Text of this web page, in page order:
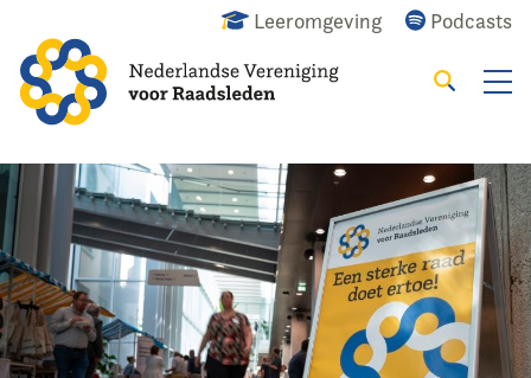
Leeromgeving Podcasts
Alles Nieuws Agenda Raadslid
Zoeken